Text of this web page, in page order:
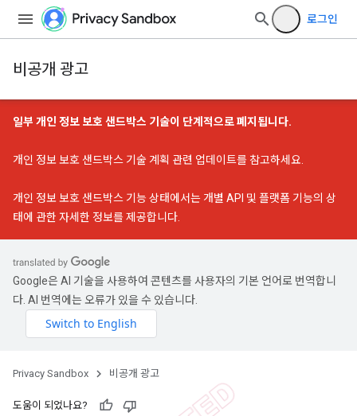
로그인
비공개 광고
일부 개인 정보 보호 샌드박스 기술이 단계적으로 폐지됩니다.
개인 정보 보호 샌드박스 기술 계획 관련 업데이트를 참고하세요.
개인 정보 보호 샌드박스 기능 상태에서는 개별 API 및 플랫폼 기능의 상
태에 관한 자세한 정보를 제공합니다.
Google은 AI 기술을 사용하여 콘텐츠를 사용자의 기본 언어로 번역합니
다. AI 번역에는 오류가 있을 수 있습니다.
Privacy Sandbox 비공개 광고
도움이 되었나요?